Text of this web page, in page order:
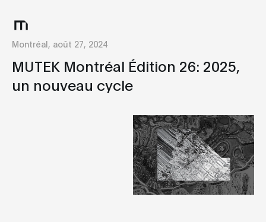
Montréal, août 27, 2024
MUTEK Montréal Édition 26: 2025,
un nouveau cycle